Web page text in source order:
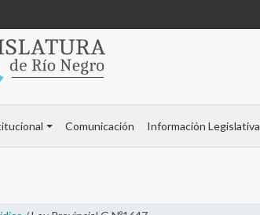
Comunicación Información Legislativa